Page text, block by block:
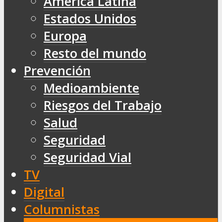
Estados Unidos
Europa
Resto del mundo
Prevención
Medioambiente
Riesgos del Trabajo
Salud
Seguridad
Seguridad Vial
TV
Digital
Columnistas